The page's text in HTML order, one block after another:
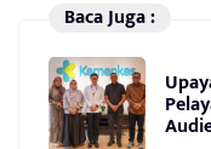
Baca Juga :